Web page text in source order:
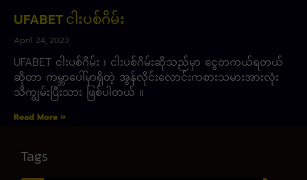
UFABET ငါးပစ်ဂိမ်း
April 24, 2023
UFABET ငါးပစ်ဂိမ်း ၊ ငါးပစ်ဂိမ်းဆိုသည်မှာ ငွေတကယ်ရတယ်
ဆိုတာ ကမ္ဘာပေါ်မှာရှိတဲ့ အွန်လိုင်းလောင်းကစားသမားအားလုံး
သိကျွမ်းပြီးသား ဖြစ်ပါတယ် ။
Read More »
Tags